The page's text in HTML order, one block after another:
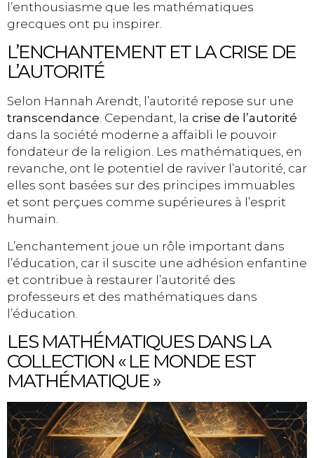
l’enthousiasme que les mathématiques
grecques ont pu inspirer.
L’ENCHANTEMENT ET LA CRISE DE
L’AUTORITÉ
Selon Hannah Arendt, l’autorité repose sur une
transcendance. Cependant, la crise de l’autorité
dans la société moderne a affaibli le pouvoir
fondateur de la religion. Les mathématiques, en
revanche, ont le potentiel de raviver l’autorité, car
elles sont basées sur des principes immuables
et sont perçues comme supérieures à l’esprit
humain.
L’enchantement joue un rôle important dans
l’éducation, car il suscite une adhésion enfantine
et contribue à restaurer l’autorité des
professeurs et des mathématiques dans
l’éducation.
LES MATHÉMATIQUES DANS LA
COLLECTION « LE MONDE EST
MATHÉMATIQUE »